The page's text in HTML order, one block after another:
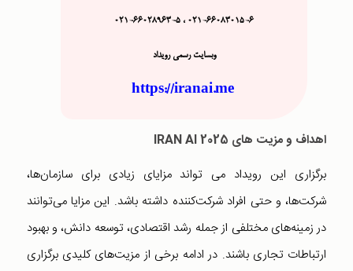
021-66083015-6 ، 021-66028963-5
وبسایت رسمی رویداد
https://iranai.me
اهداف و مزیت های IRAN AI 2025
برگزاری این رویداد می تواند مزایای زیادی برای سازمان‌ها،
شرکت‌ها، و حتی افراد شرکت‌کننده داشته باشد. این مزایا می‌توانند
در زمینه‌های مختلفی از جمله رشد اقتصادی، توسعه دانش، و بهبود
ارتباطات تجاری باشند. در ادامه برخی از مزیت‌های کلیدی برگزاری